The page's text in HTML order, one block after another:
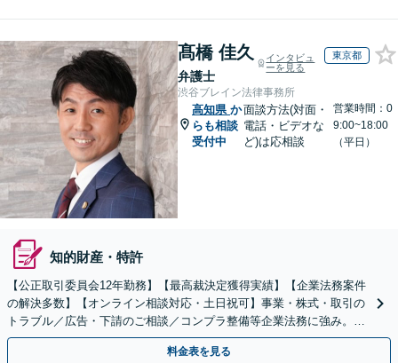
髙橋 佳久
弁護士
インタビュ
ーを見る
東京都
渋谷ブレイン法律事務所
高知県 か
らも相談
受付中
面談方法(対面・
電話・ビデオな
ど)は応相談
営業時間：0
9:00~18:00
（平日）
知的財産・特許
【公正取引委員会12年勤務】【最高裁決定獲得実績】【企業法務案件
の解決多数】【オンライン相談対応・土日祝可】事業・株式・取引の
トラブル／広告・下請のご相談／コンプラ整備等企業法務に強み。株
式の相続／誹謗中傷対策／不動産問題まで幅広く対応！
料金表を見る